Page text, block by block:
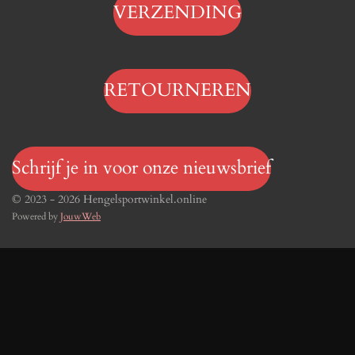
VERZENDING
RETOURNEREN
Schrijf je in voor onze nieuwsbrief
© 2023 - 2026 Hengelsportwinkel.online
Powered byJouwWeb